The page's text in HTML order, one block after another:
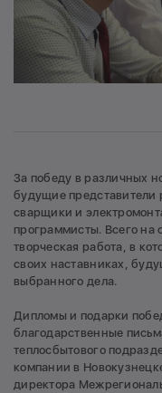
За победу в различных
будущие представители
сварщики и
программисты. Всего на
творческая работа, в
своих наставниках,
выбранного дела.
Дипломы и подарки
благодарственные
теплосбытового
компании в
директора